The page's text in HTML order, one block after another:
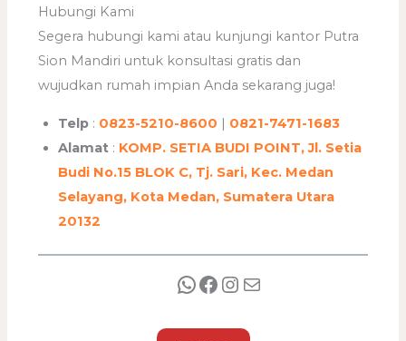
Hubungi Kami
Segera hubungi kami atau kunjungi kantor Putra
Sion Mandiri untuk konsultasi gratis dan
wujudkan rumah impian Anda sekarang juga!
Telp : 0823-5210-8600 | 0821-7471-1683
Alamat : KOMP. SETIA BUDI POINT, Jl. Setia
Budi No.15 BLOK C, Tj. Sari, Kec. Medan
Selayang, Kota Medan, Sumatera Utara
20132